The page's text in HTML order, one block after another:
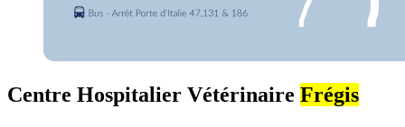
Centre Hospitalier Vétérinaire Frégis